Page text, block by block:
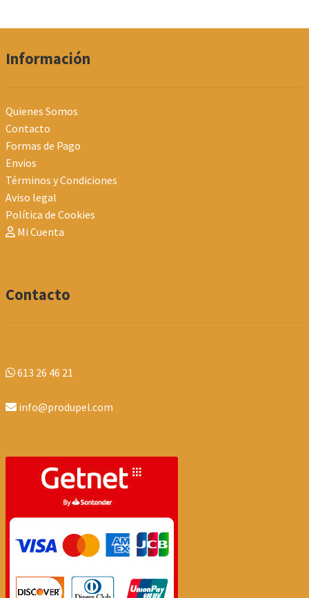
Información
Quienes Somos
Contacto
Formas de Pago
Envios
Términos y Condiciones
Aviso legal
Política de Cookies
Mi Cuenta
Contacto
613 26 46 21
info@produpel.com